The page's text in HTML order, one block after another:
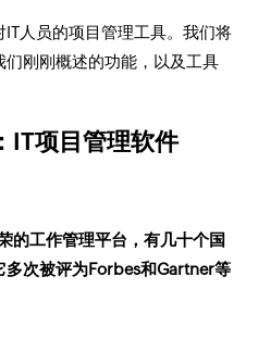
人员的项目管理工具。我们将
刚刚概述的功能，以及工具
IT项目管理软件
的工作管理平台，有几十个国
多次被评为Forbes和Gartner等